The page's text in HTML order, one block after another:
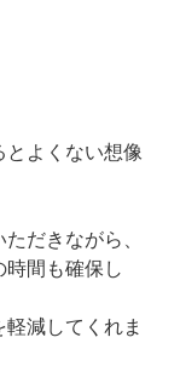
とよくない想像
だきながら、
時間も確保し
減してくれま